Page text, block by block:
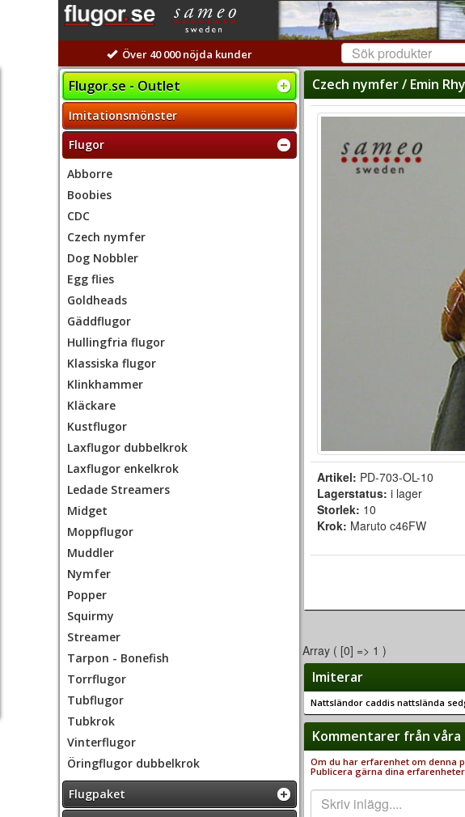
Över 40 000 nöjda kunder
Flugor.se - Outlet
Imitationsmönster
Flugor
Abborre
Boobies
CDC
Czech nymfer
Dog Nobbler
Egg flies
Goldheads
Gäddflugor
Hullingfria flugor
Klassiska flugor
Klinkhammer
Kläckare
Kustflugor
Laxflugor dubbelkrok
Laxflugor enkelkrok
Ledade Streamers
Midget
Moppflugor
Muddler
Nymfer
Popper
Squirmy
Streamer
Tarpon - Bonefish
Torrflugor
Tubflugor
Tubkrok
Vinterflugor
Öringflugor dubbelkrok
Flugpaket
Czech nymfer / Emin
Artikel: PD-703-OL-10
Lagerstatus: i lager
Storlek: 10
Krok: Maruto c46FW
Array ( [0] => 1 )
Imiterar
Nattsländor caddis nattslända
Kommentarer från
Om du har erfarenhet om denna
Publicera gärna dina